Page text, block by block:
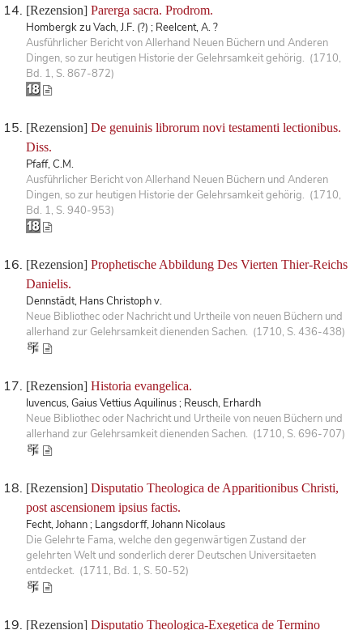
[Rezension] Parerga sacra. Prodrom.
Hombergk zu Vach, J.F. (?) ; Reelcent, A. ?
Ausführlicher Bericht von Allerhand Neuen Büchern und Anderen
Dingen, so zur heutigen Historie der Gelehrsamkeit gehörig. (1710,
Bd. 1, S. 867-872)
[Rezension] De genuinis librorum novi testamenti lectionibus.
Diss.
Pfaff, C.M.
Ausführlicher Bericht von Allerhand Neuen Büchern und Anderen
Dingen, so zur heutigen Historie der Gelehrsamkeit gehörig. (1710,
Bd. 1, S. 940-953)
[Rezension] Prophetische Abbildung Des Vierten Thier-Reichs
Danielis.
Dennstädt, Hans Christoph v.
Neue Bibliothec oder Nachricht und Urtheile von neuen Büchern und
allerhand zur Gelehrsamkeit dienenden Sachen. (1710, S. 436-438)
[Rezension] Historia evangelica.
Iuvencus, Gaius Vettius Aquilinus ; Reusch, Erhardh
Neue Bibliothec oder Nachricht und Urtheile von neuen Büchern und
allerhand zur Gelehrsamkeit dienenden Sachen. (1710, S. 696-707)
[Rezension] Disputatio Theologica de Apparitionibus Christi,
post ascensionem ipsius factis.
Fecht, Johann ; Langsdorff, Johann Nicolaus
Die Gelehrte Fama, welche den gegenwärtigen Zustand der
gelehrten Welt und sonderlich derer Deutschen Universitaeten
entdecket. (1711, Bd. 1, S. 50-52)
[Rezension] Disputatio Theologica-Exegetica de Termino